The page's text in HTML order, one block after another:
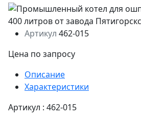
Артикул 462-015
Цена по запросу
Описание
Характеристики
Артикул : 462-015